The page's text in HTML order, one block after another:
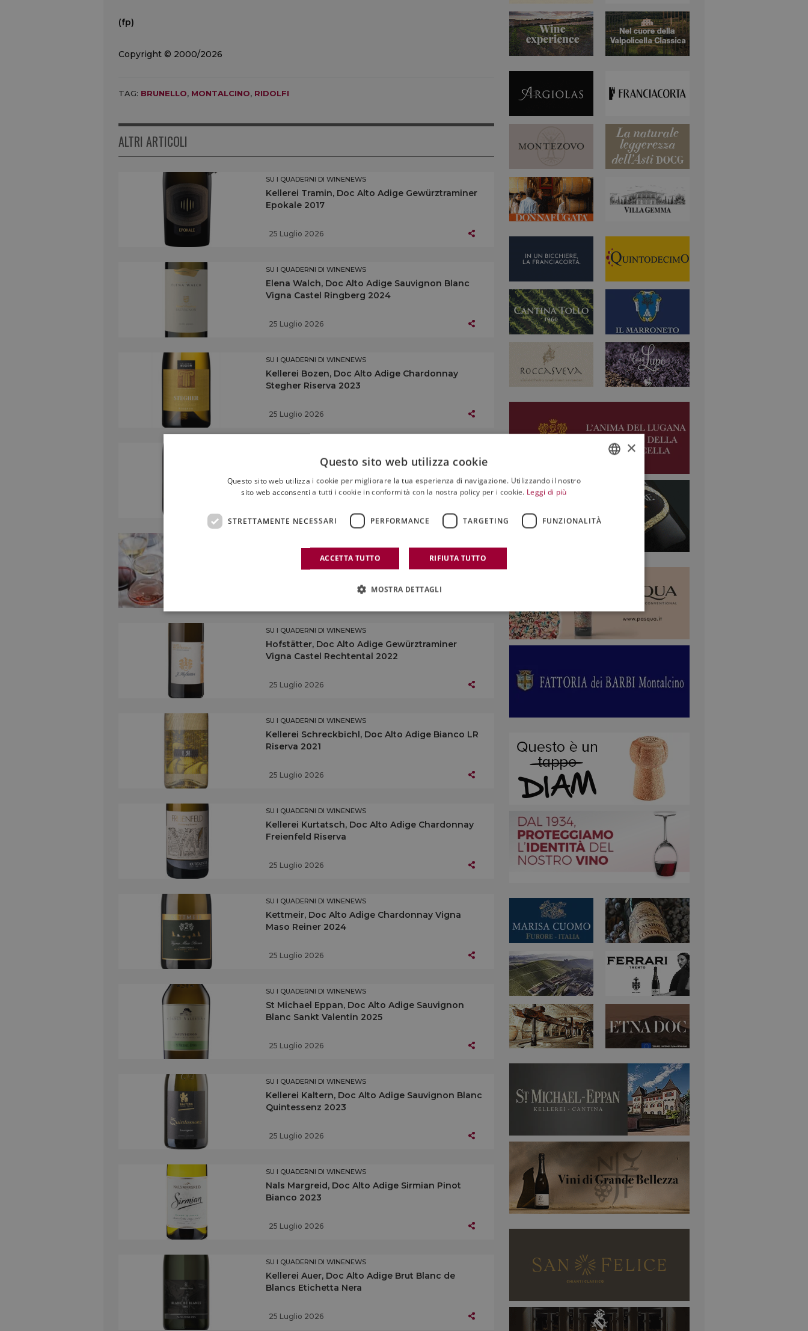
(fp)
Copyright © 2000/2026
TAG: BRUNELLO, MONTALCINO, RIDOLFI
ALTRI ARTICOLI
SU I QUADERNI DI WINENEWS
Kellerei Tramin, Doc Alto Adige Gewürztraminer
Epokale 2017
25 Luglio 2026
SU I QUADERNI DI WINENEWS
Elena Walch, Doc Alto Adige Sauvignon Blanc
Vigna Castel Ringberg 2024
25 Luglio 2026
SU I QUADERNI DI WINENEWS
Kellerei Bozen, Doc Alto Adige Chardonnay
Stegher Riserva 2023
25 Luglio 2026
Kellerei Andrian, Doc Alto Adige Chardonnay
Doran Riserva 2023
L’Alto Adige enoico
SU I QUADERNI DI WINENEWS
Hofstätter, Doc Alto Adige Gewürztraminer
Vigna Castel Rechtental 2022
25 Luglio 2026
SU I QUADERNI DI WINENEWS
Kellerei Schreckbichl, Doc Alto Adige Bianco LR
Riserva 2021
25 Luglio 2026
SU I QUADERNI DI WINENEWS
Kellerei Kurtatsch, Doc Alto Adige Chardonnay
Freienfeld Riserva
25 Luglio 2026
SU I QUADERNI DI WINENEWS
Kettmeir, Doc Alto Adige Chardonnay Vigna
Maso Reiner 2024
25 Luglio 2026
SU I QUADERNI DI WINENEWS
St Michael Eppan, Doc Alto Adige Sauvignon
Blanc Sankt Valentin 2025
25 Luglio 2026
SU I QUADERNI DI WINENEWS
Kellerei Kaltern, Doc Alto Adige Sauvignon Blanc
Quintessenz 2023
25 Luglio 2026
SU I QUADERNI DI WINENEWS
Nals Margreid, Doc Alto Adige Sirmian Pinot
Bianco 2023
25 Luglio 2026
SU I QUADERNI DI WINENEWS
Kellerei Auer, Doc Alto Adige Brut Blanc de
Blancs Etichetta Nera
25 Luglio 2026
×
Questo sito web utilizza cookie
Questo sito web utilizza i cookie per migliorare la tua esperienza di navigazione. Utilizzando il nostro
sito web acconsenti a tutti i cookie in conformità con la nostra policy per i cookie. Leggi di più
STRETTAMENTE NECESSARI PERFORMANCE TARGETING FUNZIONALITÀ
ACCETTA TUTTO RIFIUTA TUTTO
MOSTRA DETTAGLI